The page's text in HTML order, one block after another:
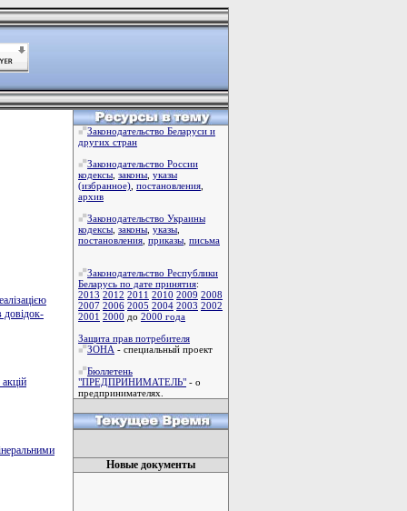
довідок-
Законодательство Беларуси и
других стран
Законодательство России
кодексы законы указы
(избранное) постановления
архив
Законодательство Украины
кодексы законы указы
постановления приказы письма
Законодательство Республики
Беларусь по дате принятия:
2013 2012 2011 2010 2009 2008
2007 2006 2005 2004 2003 2002
2001 2000 до 2000 года
Защита прав потребителя
ЗОНА - специальный проект
Бюллетень
"ПРЕДПРИНИМАТЕЛЬ" - о
предпринимателях.
Новые документы